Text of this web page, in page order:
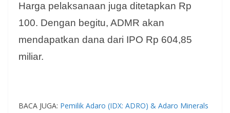
Harga pelaksanaan juga ditetapkan Rp
100. Dengan begitu, ADMR akan
mendapatkan dana dari IPO Rp 604,85
miliar.
BACA JUGA: Pemilik Adaro (IDX: ADRO) & Adaro Minerals